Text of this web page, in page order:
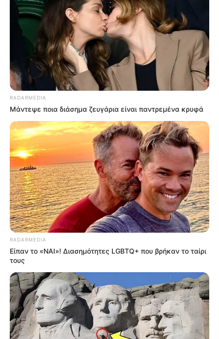
RADARMEDIA
Μάντεψε ποια διάσημα ζευγάρια είναι παντρεμένα κρυφά
RADARMEDIA
Είπαν το «ΝΑΙ»! Διασημότητες LGBTQ+ που βρήκαν το ταίρι
τους